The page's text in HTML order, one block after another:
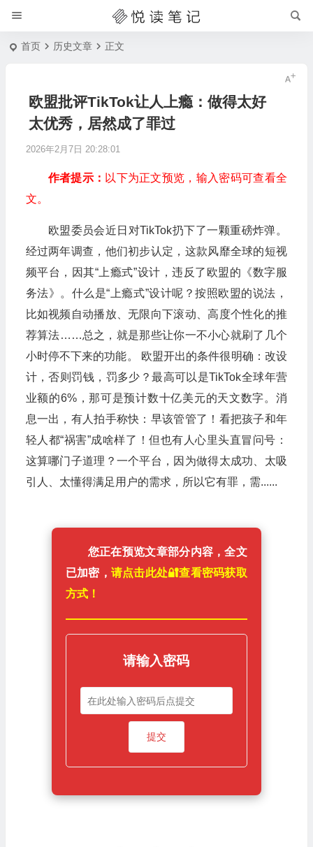
首页 历史文章 正文
欧盟批评TikTok让人上瘾：做得太好
太优秀，居然成了罪过
2026年2月7日 20:28:01
作者提示： 以下为正文预览，输入密码可查看全
文。
欧盟委员会近日对TikTok扔下了一颗重磅炸弹。
经过两年调查，他们初步认定，这款风靡全球的短视
频平台，因其“上瘾式”设计，违反了欧盟的《数字服
务法》。什么是“上瘾式”设计呢？按照欧盟的说法，
比如视频自动播放、无限向下滚动、高度个性化的推
荐算法……总之，就是那些让你一不小心就刷了几个
小时停不下来的功能。 欧盟开出的条件很明确：改设
计，否则罚钱，罚多少？最高可以是TikTok全球年营
业额的6%，那可是预计数十亿美元的天文数字。消
息一出，有人拍手称快：早该管管了！看把孩子和年
轻人都“祸害”成啥样了！但也有人心里头直冒问号：
这算哪门子道理？一个平台，因为做得太成功、太吸
引人、太懂得满足用户的需求，所以它有罪，需......
您正在预览文章部分内容，全文
已加密， 请点击此处🔐️查看密码获取
方式！
请输入密码